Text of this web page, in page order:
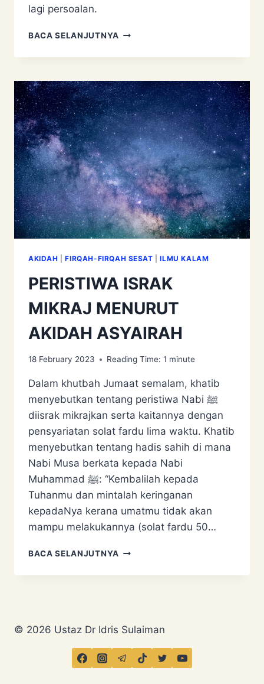
lagi persoalan.
BACA SELANJUTNYA ASYAIRAH
ISRAK
NABI
ﷺ
TIDAK
BERTEMU
ALLAH
TETAPI
BERMUNAJAT
KEPADA
ALLAH
AKIDAH |FIRQAH-FIRQAH SESAT |ILMU KALAM
PERISTIWA ISRAK
MIKRAJ MENURUT
AKIDAH ASYAIRAH
18 February 2023 Reading Time: 1 minute
Dalam khutbah Jumaat semalam, khatib
menyebutkan tentang peristiwa Nabi ﷺ
diisrak mikrajkan serta kaitannya dengan
pensyariatan solat fardu lima waktu. Khatib
menyebutkan tentang hadis sahih di mana
Nabi Musa berkata kepada Nabi
Muhammad ﷺ: “Kembalilah kepada
Tuhanmu dan mintalah keringanan
kepadaNya kerana umatmu tidak akan
mampu melakukannya (solat fardu 50…
BACA SELANJUTNYA PERISTIWA
MIKRAJ
© 2026 Ustaz Dr Idris Sulaiman